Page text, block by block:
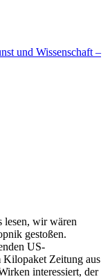
und Wissenschaft –
lesen, wir wären
gestoßen.
US-
Kilopaket Zeitung aus
interessiert, der